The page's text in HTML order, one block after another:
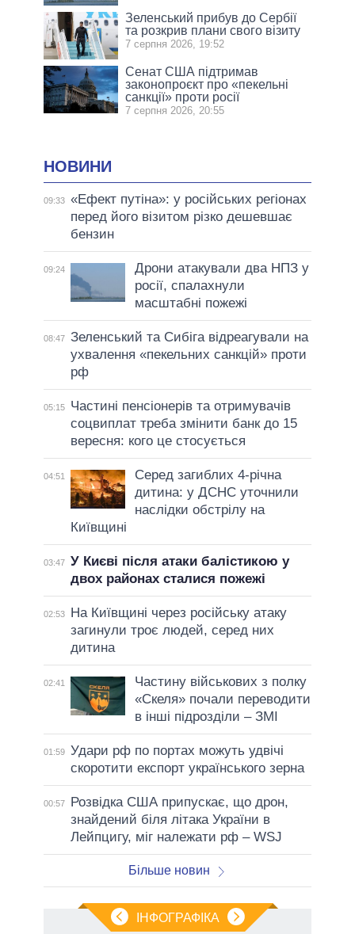
Зеленський прибув до Сербії
та розкрив плани свого візиту
7 серпня 2026, 19:52
Сенат США підтримав
законопроєкт про «пекельні
санкції» проти росії
7 серпня 2026, 20:55
НОВИНИ
09:33 «Ефект путіна»: у російських регіонах
перед його візитом різко дешевшає
бензин
09:24
Дрони атакували два НПЗ у
росії, спалахнули
масштабні пожежі
08:47 Зеленський та Сибіга відреагували на
ухвалення «пекельних санкцій» проти
рф
05:15
Частині пенсіонерів та отримувачів
соцвиплат треба змінити банк до 15
вересня: кого це стосується
04:51
Серед загиблих 4-річна
дитина: у ДСНС уточнили
наслідки обстрілу на
Київщині
03:47 У Києві після атаки балістикою у
двох районах сталися пожежі
02:53
На Київщині через російську атаку
загинули троє людей, серед них
дитина
02:41
Частину військових з полку
«Скеля» почали переводити
в інші підрозділи – ЗМІ
01:59 Удари рф по портах можуть удвічі
скоротити експорт українського зерна
00:57
Розвідка США припускає, що дрон,
знайдений біля літака України в
Лейпцигу, міг належати рф – WSJ
Більше новин
ІНФОГРАФІКА